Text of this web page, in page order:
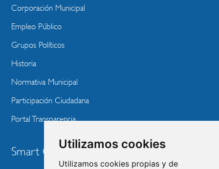
Utilizamos cookies
Utilizamos cookies propias y de
Corporación Municipal
Empleo Público
Grupos Políticos
Historia
Normativa Municipal
Participación Ciudadana
Portal Transparencia
Smart City